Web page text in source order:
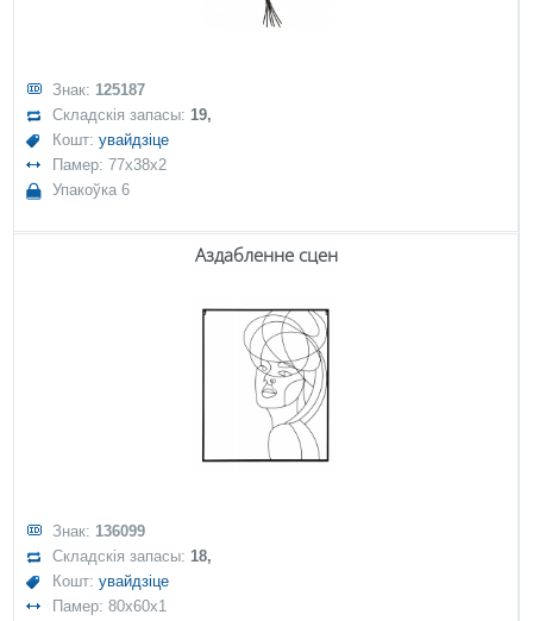
Знак: 125187
Складскія запасы:19,
Кошт:увайдзіце
Памер: 77x38x2
Упакоўка 6
Аздабленне сцен
Знак: 136099
Складскія запасы:18,
Кошт:увайдзіце
Памер: 80x60x1